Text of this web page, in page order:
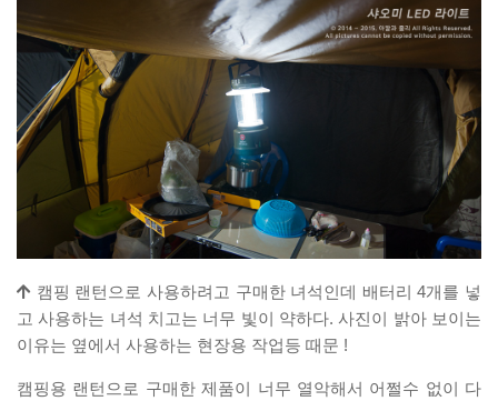
캠핑 랜턴으로 사용하려고 구매한 녀석인데 배터리 4개를 넣
고 사용하는 녀석 치고는 너무 빛이 약하다. 사진이 밝아 보이는
이유는 옆에서 사용하는 현장용 작업등 때문 !
캠핑용 랜턴으로 구매한 제품이 너무 열악해서 어쩔수 없이 다